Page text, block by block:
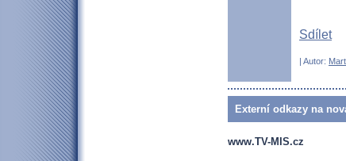
Sdílet
| Autor:
Externí odkazy na
www.TV-MIS.cz